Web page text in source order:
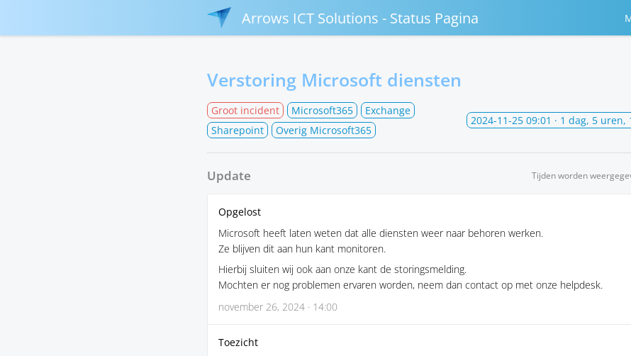
Arrows ICT Solutions - Status Pagina
Verstoring Microsoft diensten
Groot incident Microsoft365
Exchange
Sharepoint
Overig Microsoft365
2024-11-25 09:01 · 1 dag, 5
Update Tijden worden
Opgelost
Microsoft heeft laten weten dat alle diensten weer naar behoren werken.
Ze blijven dit aan hun kant monitoren.
Hierbij sluiten wij ook aan onze kant de storingsmelding.
Mochten er nog problemen ervaren worden, neem dan contact op met onze helpdesk.
november 26, 2024 · 14:00
Toezicht